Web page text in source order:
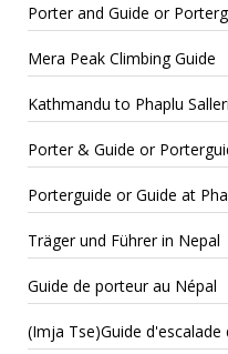
Porter and Guide or
Mera Peak Climbing Guide
Kathmandu to Phaplu
Porter & Guide or
Porterguide or Guide at
Träger und Führer in Nepal
Guide de porteur au Népal
(Imja Tse)Guide d'escalade